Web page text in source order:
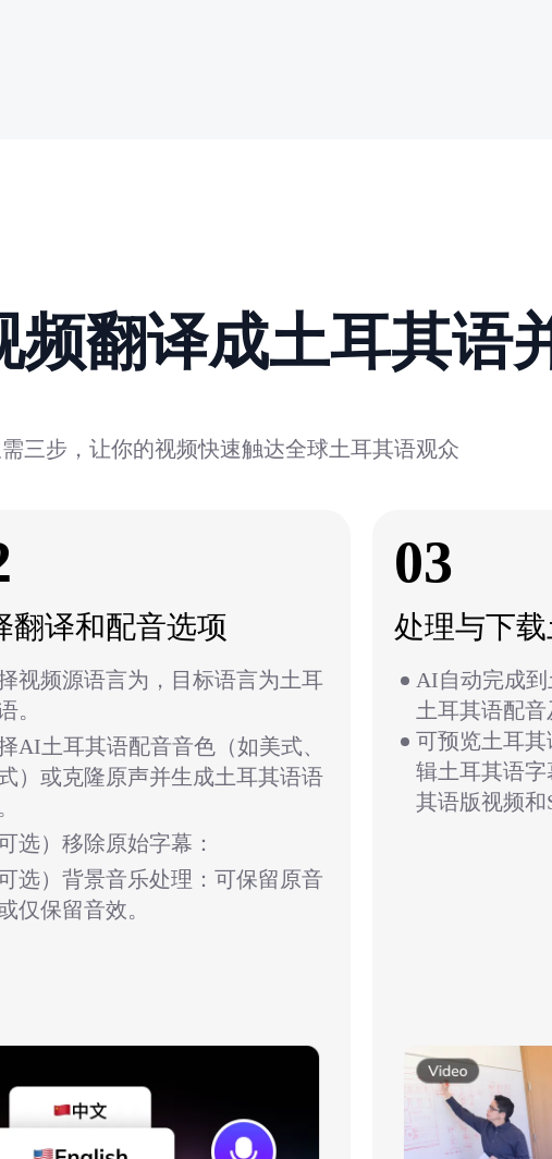
翻译成土耳其语
三步，让你的视频快速触达全球土耳其语观众
翻译和配音选项
视频源语言为，目标语言为土耳
。
AI土耳其语配音音色（如美式、
）或克隆原声并生成土耳其语语
可选）移除原始字幕：
可选）背景音乐处理：可保留原音
仅保留音效。
03
处理与下
AI自动完成到
土耳其语配音
可预览土耳
辑土耳其语
其语版视频和